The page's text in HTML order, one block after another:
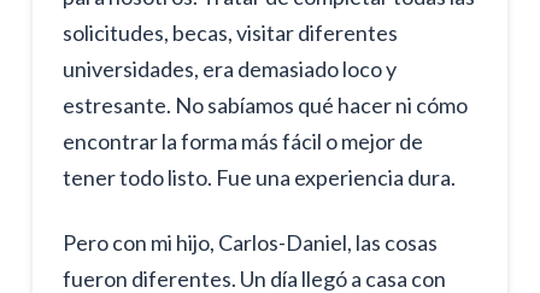
solicitudes, becas, visitar diferentes
universidades, era demasiado loco y
estresante. No sabíamos qué hacer ni cómo
encontrar la forma más fácil o mejor de
tener todo listo. Fue una experiencia dura.
Pero con mi hijo, Carlos-Daniel, las cosas
fueron diferentes. Un día llegó a casa con